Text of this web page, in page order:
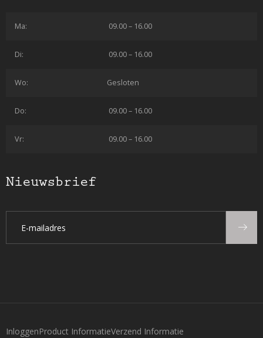
Ma: 09.00 – 16.00
Di: 09.00 – 16.00
Wo: Gesloten
Do: 09.00 – 16.00
Vr: 09.00 – 16.00
Nieuwsbrief
InloggenProduct InformatieVerzend Informatie